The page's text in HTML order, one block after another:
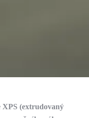
XPS (extrudovaný